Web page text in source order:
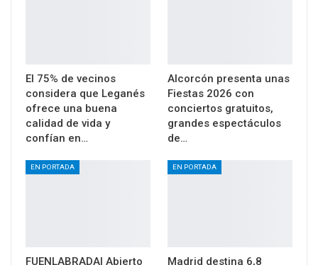
El 75% de vecinos
considera que Leganés
ofrece una buena
calidad de vida y
confían en…
Alcorcón presenta unas
Fiestas 2026 con
conciertos gratuitos,
grandes espectáculos
de…
EN PORTADA
FUENLABRADA| Abierto
EN PORTADA
Madrid destina 6,8